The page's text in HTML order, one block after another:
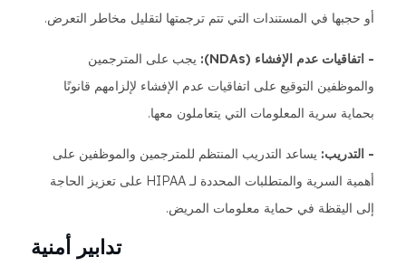
أو حجبها في المستندات التي تتم ترجمتها لتقليل مخاطر التعرض.
- اتفاقيات عدم الإفشاء (NDAs):
يجب على المترجمين
والموظفين التوقيع على اتفاقيات عدم الإفشاء لإلزامهم قانونًا
بحماية سرية المعلومات التي يتعاملون معها.
- التدريب: يساعد التدريب المنتظم للمترجمين والموظفين على
أهمية السرية والمتطلبات المحددة لـ HIPAA على تعزيز الحاجة
إلى اليقظة في حماية معلومات المريض.
تدابير أمنية